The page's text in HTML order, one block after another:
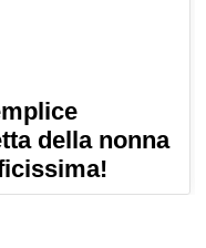
della nonna